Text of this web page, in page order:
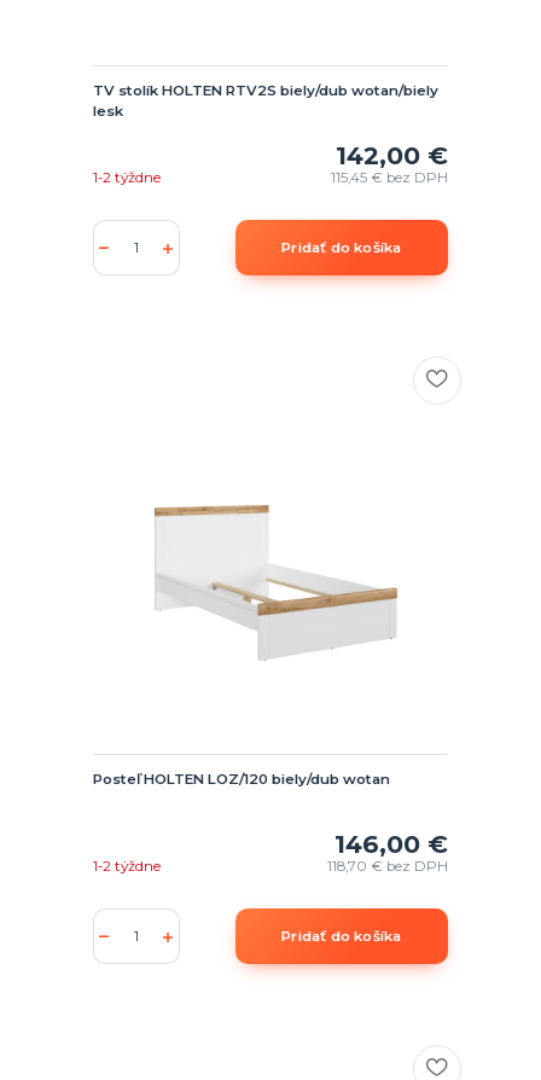
TV stolík HOLTEN RTV2S biely/dub wotan/biely
lesk
142,00 €
115,45 € bez DPH
1-2 týždne
Pridať do košíka
Posteľ HOLTEN LOZ/120 biely/dub wotan
146,00 €
118,70 € bez DPH
1-2 týždne
Pridať do košíka